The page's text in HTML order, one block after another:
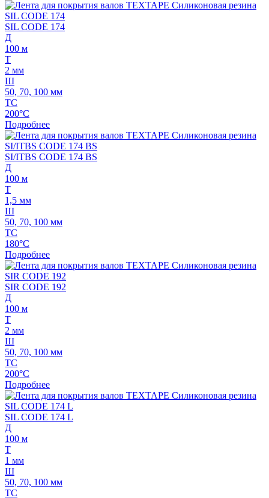
SIL CODE 174
Д
100 м
Т
2 мм
Ш
50, 70, 100 мм
ТС
200°C
Подробнее
SI/ITBS CODE 174 BS
Д
100 м
Т
1,5 мм
Ш
50, 70, 100 мм
ТС
180°C
Подробнее
SIR CODE 192
Д
100 м
Т
2 мм
Ш
50, 70, 100 мм
ТС
200°C
Подробнее
SIL CODE 174 L
Д
100 м
Т
1 мм
Ш
50, 70, 100 мм
ТС